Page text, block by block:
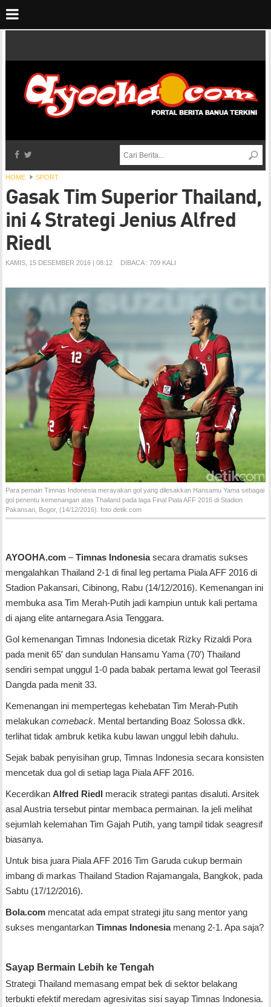
HOME SPORT
Gasak Tim Superior Thailand,
ini 4 Strategi Jenius Alfred
Riedl
KAMIS, 15 DESEMBER 2016 | 08:12 DIBACA : 709 KALI
Para pemain Timnas Indonesia merayakan gol yang dilesakkan Hansamu Yama sebagai
gol penentu kemenangan atas Thailand pada laga Final Piala AFF 2016 di Stadion
Pakansari, Bogor, (14/12/2016). foto detik.com
AYOOHA.com–Timnas Indonesiasecara dramatis sukses
mengalahkan Thailand 2-1 di final leg pertama Piala AFF 2016 di
Stadion Pakansari, Cibinong, Rabu (14/12/2016). Kemenangan ini
membuka asa Tim Merah-Putih jadi kampiun untuk kali pertama
di ajang elite antarnegara Asia Tenggara.
Gol kemenangan Timnas Indonesia dicetak Rizky Rizaldi Pora
pada menit 65′ dan sundulan Hansamu Yama (70′) Thailand
sendiri sempat unggul 1-0 pada babak pertama lewat gol Teerasil
Dangda pada menit 33.
Kemenangan ini mempertegas kehebatan Tim Merah-Putih
melakukan comeback. Mental bertanding Boaz Solossa dkk.
terlihat tidak ambruk ketika kubu lawan unggul lebih dahulu.
Sejak babak penyisihan grup, Timnas Indonesia secara konsisten
mencetak dua gol di setiap laga Piala AFF 2016.
Kecerdikan Alfred Riedl meracik strategi pantas disaluti. Arsitek
asal Austria tersebut pintar membaca permainan. Ia jeli melihat
sejumlah kelemahan Tim Gajah Putih, yang tampil tidak seagresif
biasanya.
Untuk bisa juara Piala AFF 2016 Tim Garuda cukup bermain
imbang di markas Thailand Stadion Rajamangala, Bangkok, pada
Sabtu (17/12/2016).
Bola.commencatat ada empat strategi jitu sang mentor yang
sukses mengantarkan Timnas Indonesiamenang 2-1. Apa saja?
Sayap Bermain Lebih ke Tengah
Strategi Thailand memasang empat bek di sektor belakang
terbukti efektif meredam agresivitas sisi sayap Timnas Indonesia.